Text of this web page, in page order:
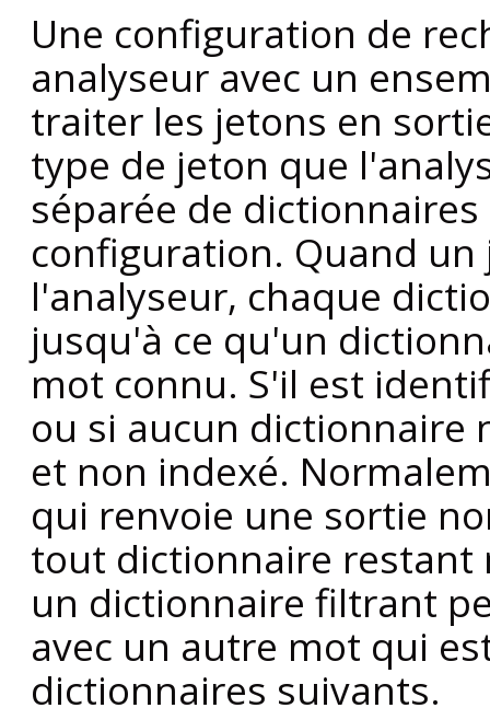
Une configuration de
analyseur avec un
traiter les jetons en
type de jeton que
séparée de
configuration. Quand
l'analyseur, chaque
jusqu'à ce qu'un
mot connu. S'il est
ou si aucun dictionnaire
et non indexé.
qui renvoie une sortie
tout dictionnaire restant
un dictionnaire filtrant
avec un autre mot qui
dictionnaires suivants.